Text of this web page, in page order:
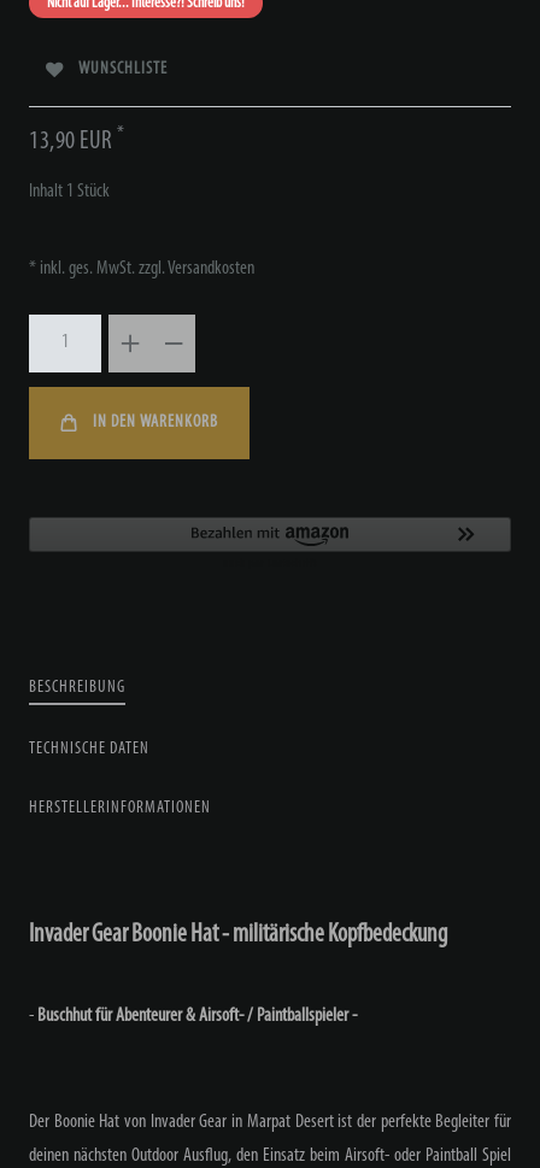
WUNSCHLISTE
13,90 EUR *
Inhalt 1 Stück
* inkl. ges. MwSt. zzgl.Versandkosten
IN DEN WARENKORB
BESCHREIBUNG
TECHNISCHE DATEN
HERSTELLERINFORMATIONEN
Invader Gear Boonie Hat - militärische Kopfbedeckung
- Buschhut für Abenteurer & Airsoft- / Paintballspieler -
Der Boonie Hat von Invader Gear in Marpat Desert ist der perfekte Begleiter für
deinen nächsten Outdoor Ausflug, den Einsatz beim Airsoft- oder Paintball Spiel